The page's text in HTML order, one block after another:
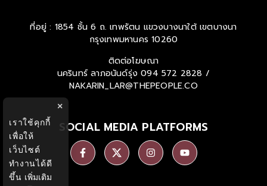
ที่อยู่ : 1854 ชั้น 6 ถ. เทพรัตน แขวงบางนาใต้ เขตบางนา
กรุงเทพมหานคร 10260
ติดต่อโฆษณา
นครินทร์ ลาภอนันด์รุ่ง 094 572 2828 /
NAKARIN_LAR@THEPEOPLE.CO
SOCIAL MEDIA PLATFORMS
×
เราใช้คุกกี้
เพื่อให้
เว็บไซต์
ทำงานได้ดี
ขึ้น เพิ่มเติม